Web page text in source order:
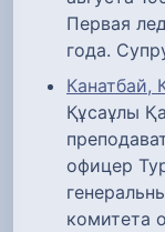
Первая
года.
Канатбай,
Құсаұлы
офицер
комитета